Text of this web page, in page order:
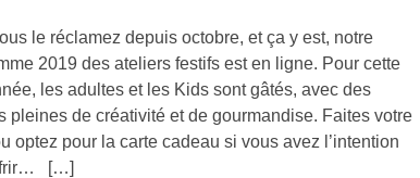
le réclamez depuis octobre, et ça y est, notre
2019 des ateliers festifs est en ligne. Pour cette
les adultes et les Kids sont gâtés, avec des
pleines de créativité et de gourmandise. Faites votre
optez pour la carte cadeau si vous avez l’intention
[…]